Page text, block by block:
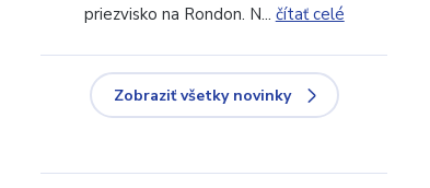
priezvisko na Rondon. N... čítať celé
Zobraziť všetky novinky